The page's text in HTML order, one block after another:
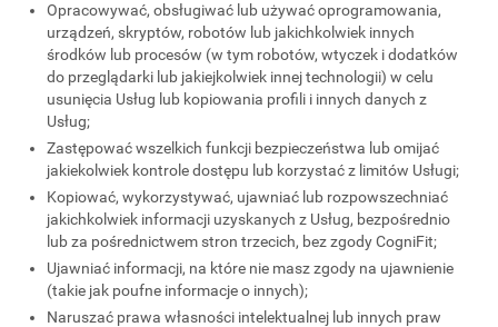
Opracowywać, obsługiwać lub używać oprogramowania,
urządzeń, skryptów, robotów lub jakichkolwiek innych
środków lub procesów (w tym robotów, wtyczek i dodatków
do przeglądarki lub jakiejkolwiek innej technologii) w celu
usunięcia Usług lub kopiowania profili i innych danych z
Usług;
Zastępować wszelkich funkcji bezpieczeństwa lub omijać
jakiekolwiek kontrole dostępu lub korzystać z limitów Usługi;
Kopiować, wykorzystywać, ujawniać lub rozpowszechniać
jakichkolwiek informacji uzyskanych z Usług, bezpośrednio
lub za pośrednictwem stron trzecich, bez zgody CogniFit;
Ujawniać informacji, na które nie masz zgody na ujawnienie
(takie jak poufne informacje o innych);
Naruszać prawa własności intelektualnej lub innych praw